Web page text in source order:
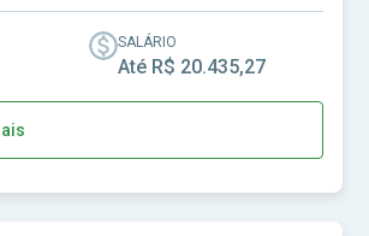
SALÁRIO
Até R$ 20.435,27